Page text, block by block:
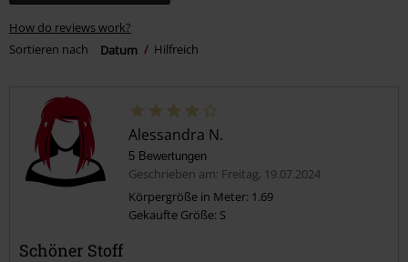
How do reviews work?
Sortieren nach
Datum Hilfreich
Alessandra N.
5 Bewertungen
Geschrieben am: Freitag, 19.07.2024
Körpergröße in Meter: 1.69
Gekaufte Größe: S
Schöner Stoff